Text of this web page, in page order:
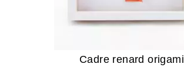
Cadre renard origami